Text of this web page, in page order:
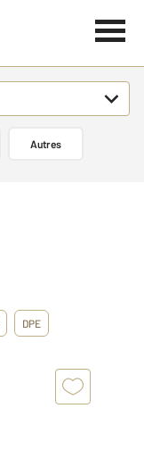
Autres
DPE